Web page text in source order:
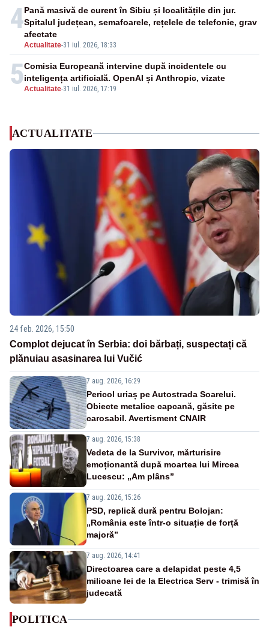
4
Actualitate-31 iul. 2026, 18:33
Pană masivă de curent în Sibiu și localitățile din jur.
Spitalul județean, semafoarele, rețelele de telefonie, grav
afectate
5Actualitate-31 iul. 2026, 17:19
Comisia Europeană intervine după incidentele cu
inteligența artificială. OpenAI și Anthropic, vizate
ACTUALITATE
24 feb. 2026, 15:50
Complot dejucat în Serbia: doi bărbați, suspectați că
plănuiau asasinarea lui Vučić
7 aug. 2026, 16:29
Pericol uriaș pe Autostrada Soarelui.
Obiecte metalice capcană, găsite pe
carosabil. Avertisment CNAIR
7 aug. 2026, 15:38
Vedeta de la Survivor, mărturisire
emoționantă după moartea lui Mircea
Lucescu: „Am plâns”
7 aug. 2026, 15:26
PSD, replică dură pentru Bolojan:
„România este într-o situație de forță
majoră”
7 aug. 2026, 14:41
Directoarea care a delapidat peste 4,5
milioane lei de la Electrica Serv - trimisă în
judecată
POLITICA